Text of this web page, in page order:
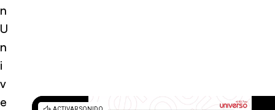
n
U
n
i
v
e